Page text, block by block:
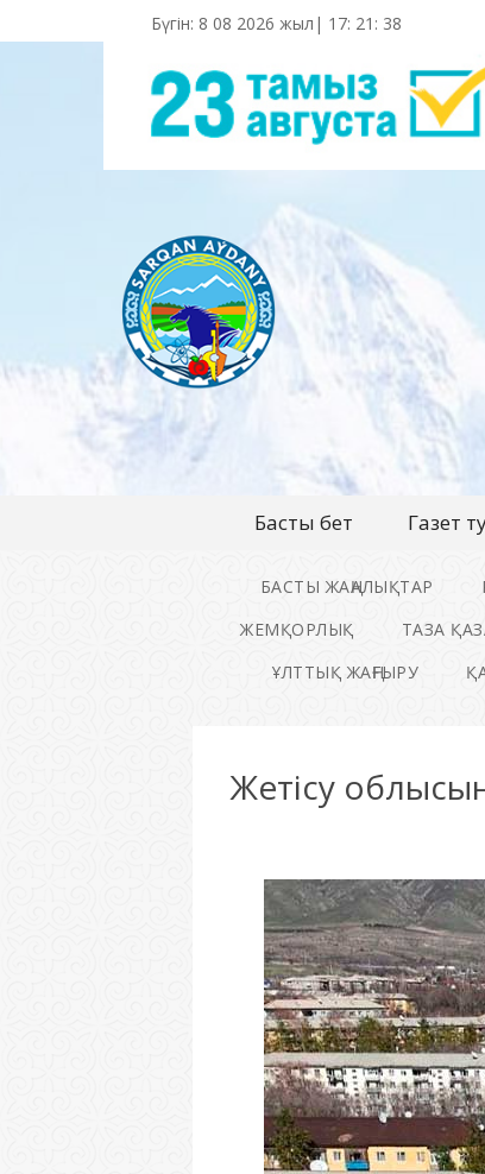
Бүгін: 8 08 2026 жыл| 17: 21 : 40
Басты бет Газет
БАСТЫ ЖАҢАЛЫҚТАР
ЖЕМҚОРЛЫҚ
ТАЗА
ҰЛТТЫҚ ЖАҢҒЫРУ
Жетісу